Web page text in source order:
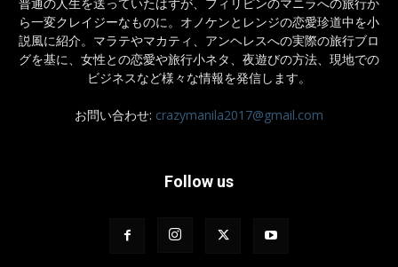
ら一変クレイジーなものに。オノケンとレンジの恋愛珍道中を小
説風に紹介。マラテやマカティ、アンヘレスへの実際の旅行ブロ
グを基に、女性との恋愛や旅行小ネタ、夜遊びの方法、現地での
ビジネスなど様々な情報を発信します。
お問い合わせ: crazymanila2017@gmail.com
Follow us